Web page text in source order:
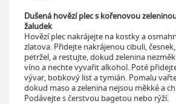
Dušená hovězí plec s kořenovou
žaludek
Hovězí plec nakrájejte na kostky a
zlatova. Přidejte nakrájenou cibuli,
petržel, a restujte, dokud zelenina
víno a nechte vyvařit alkohol. Poté
vývar, bobkový list a tymián. Pomalu
dokud maso a zelenina nejsou měkké a
Podávejte s čerstvou bagetou nebo rýží.